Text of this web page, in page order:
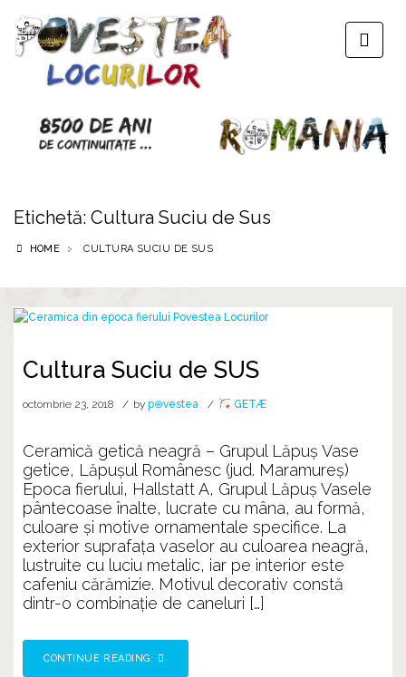
Etichetă: Cultura Suciu de Sus
HOME CULTURA SUCIU DE SUS
Cultura Suciu de SUS
octombrie 23, 2018 by p⊕vestea GETÆ
Ceramică getică neagră – Grupul Lăpuş Vase
getice, Lăpuşul Românesc (jud. Maramureş)
Epoca fierului, Hallstatt A, Grupul Lăpuş Vasele
pântecoase înalte, lucrate cu mâna, au formă,
culoare şi motive ornamentale specifice. La
exterior suprafaţa vaselor au culoarea neagră,
lustruite cu luciu metalic, iar pe interior este
cafeniu cărămizie. Motivul decorativ constă
dintr-o combinaţie de caneluri […]
CONTINUE READING